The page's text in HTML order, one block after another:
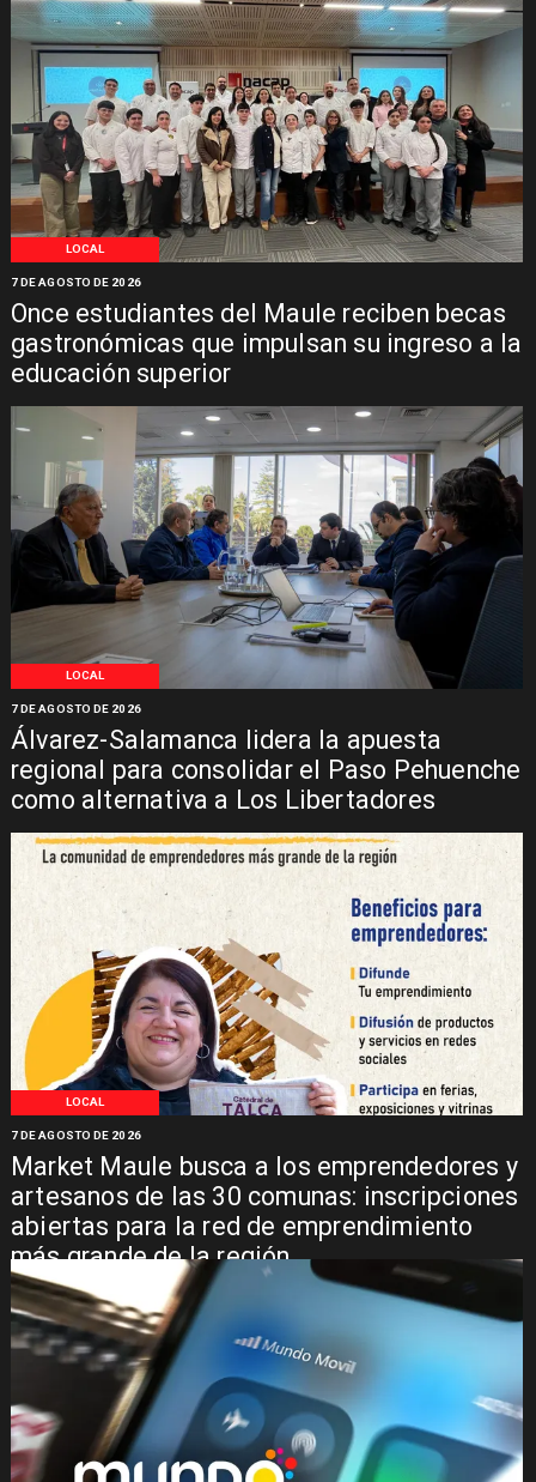
LOCAL
Once estudiantes del Maule reciben becas
gastronómicas que impulsan su ingreso a la
educación superior
7 DE AGOSTO DE 2026
LOCAL
Álvarez-Salamanca lidera la apuesta
regional para consolidar el Paso Pehuenche
como alternativa a Los Libertadores
7 DE AGOSTO DE 2026
LOCAL
Market Maule busca a los emprendedores y
artesanos de las 30 comunas: inscripciones
abiertas para la red de emprendimiento
más grande de la región
7 DE AGOSTO DE 2026